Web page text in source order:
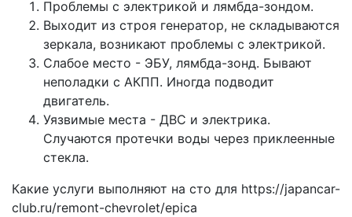
Проблемы с электрикой и лямбда-зондом.
Выходит из строя генератор, не складываются
зеркала, возникают проблемы с электрикой.
Слабое место - ЭБУ, лямбда-зонд. Бывают
неполадки с АКПП. Иногда подводит
двигатель.
Уязвимые места - ДВС и электрика.
Случаются протечки воды через приклеенные
стекла.
Какие услуги выполняют на сто для https://japancar-
club.ru/remont-chevrolet/epica